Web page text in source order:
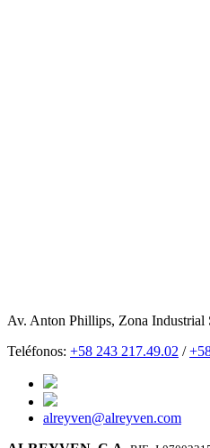
Av. Anton Phillips, Zona Industrial
Teléfonos: +58 243 217.49.02 /
alreyven@alreyven.com